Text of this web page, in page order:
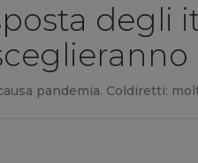
degli
pandemia. Coldiretti: